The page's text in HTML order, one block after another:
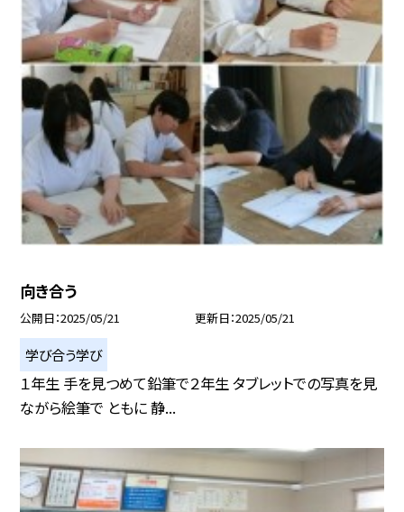
向き合う
公開日 2025/05/21 更新日 2025/05/21
学び合う学び
１年生 手を見つめて鉛筆で２年生 タブレットでの写真を見
ながら絵筆で ともに 静...